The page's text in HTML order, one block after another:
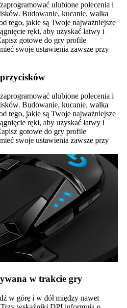
ulubione polecenia i
Budowanie, kucanie, walka
tego, jakie są Twoje najważniejsze
ręki, aby uzyskać łatwy i
gotowe do gry profile
swoje ustawienia zawsze przy
ulubione polecenia i
Budowanie, kucanie, walka
tego, jakie są Twoje najważniejsze
ręki, aby uzyskać łatwy i
gotowe do gry profile
swoje ustawienia zawsze przy
w trakcie gry
w górę i w dół między nawet